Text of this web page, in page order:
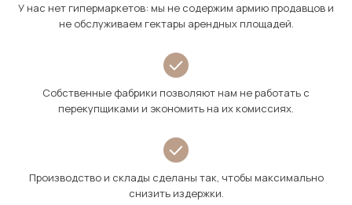
У нас нет гипермаркетов: мы не содержим армию продавцов и
не обслуживаем гектары арендных площадей.
Собственные фабрики позволяют нам не работать с
перекупщиками и экономить на их комиссиях.
Производство и склады сделаны так, чтобы максимально
снизить издержки.